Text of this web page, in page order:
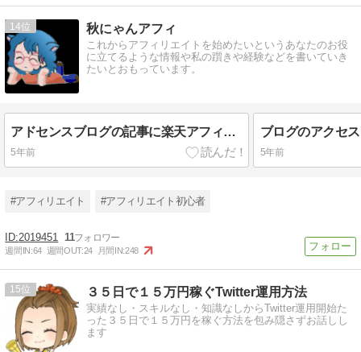
14 秋にゃんアフィ
これからアフィリエイトを始めたいというあなたのお役
に立てるような情報や私の躓きや経験などを書いていき
たいとおもっています。
アドセンスブログの記事に楽天アフィリエイトを絡める！
5年前 5年前
#アフィリエイト #アフィリエイト初心者
2019451 11
週間IN:64 週間OUT:24 月間IN:248
15 ３５日で１５万円稼ぐTwitter運用方法
実績なし・スキルなし・知識なしからTwitter運用開始た
った３５日で１５万円を稼ぐ方法を包み隠さずお話しし
ます